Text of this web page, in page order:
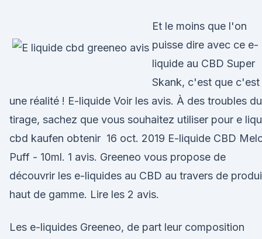
Et le moins que l'on
puisse dire avec ce e-
liquide au CBD Super
Skank, c'est que c'est
une réalité ! E-liquide Voir les avis. À des troubles du
tirage, sachez que vous souhaitez utiliser pour e
cbd kaufen obtenir 16 oct. 2019 E-liquide CBD
Puff - 10ml. 1 avis. Greeneo vous propose de
découvrir les e-liquides au CBD au travers de
haut de gamme. Lire les 2 avis.
Les e-liquides Greeneo, de part leur composition